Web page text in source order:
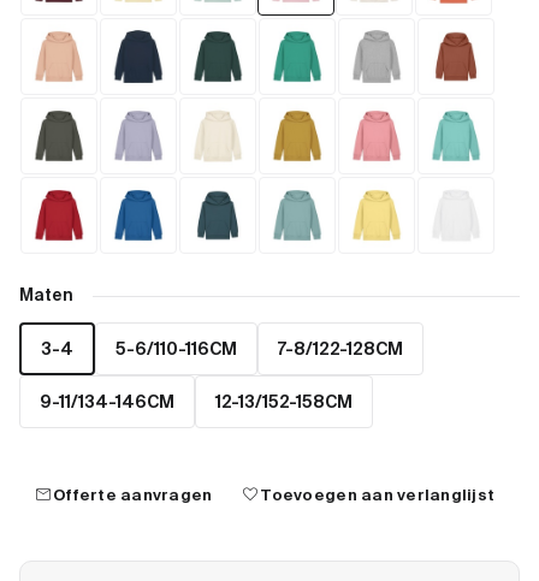
Maten
3-4 5-6/110-116CM 7-8/122-128CM
9-11/134-146CM 12-13/152-158CM
mailOfferte aanvragen favoriteToevoegen aan verlanglijst